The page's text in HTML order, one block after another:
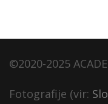
©2020-2025
Fotografije (vir: